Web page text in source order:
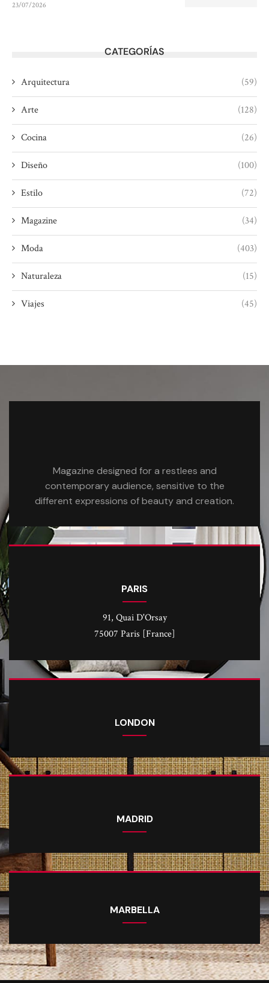
23/07/2026
CATEGORÍAS
Arquitectura (59)
Arte (128)
Cocina (26)
Diseño (100)
Estilo (72)
Magazine (34)
Moda (403)
Naturaleza (15)
Viajes (45)
Magazine designed for a restlees and
contemporary audience, sensitive to the
different expressions of beauty and creation.
PARIS
91, Quai D'Orsay
75007 Paris [France]
LONDON
MADRID
MARBELLA